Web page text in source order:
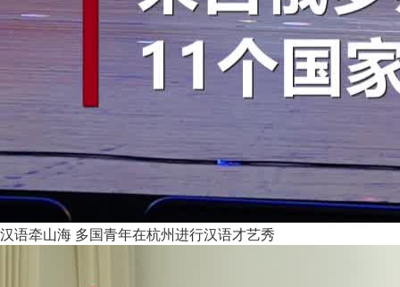
汉语牵山海 多国青年在杭州进行汉语才艺秀